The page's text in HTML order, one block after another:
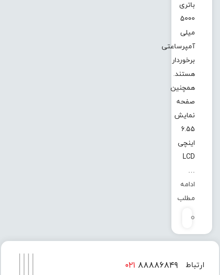
باتری
5000
میلی
آمپرساعتی
برخوردار
هستند.
همچنین
صفحه
نمایش
6.55
اینچی
LCD
…
ادامه
مطلب
0
ارتباط ۰۲۱ ۸۸۸۸۶۸۴۹